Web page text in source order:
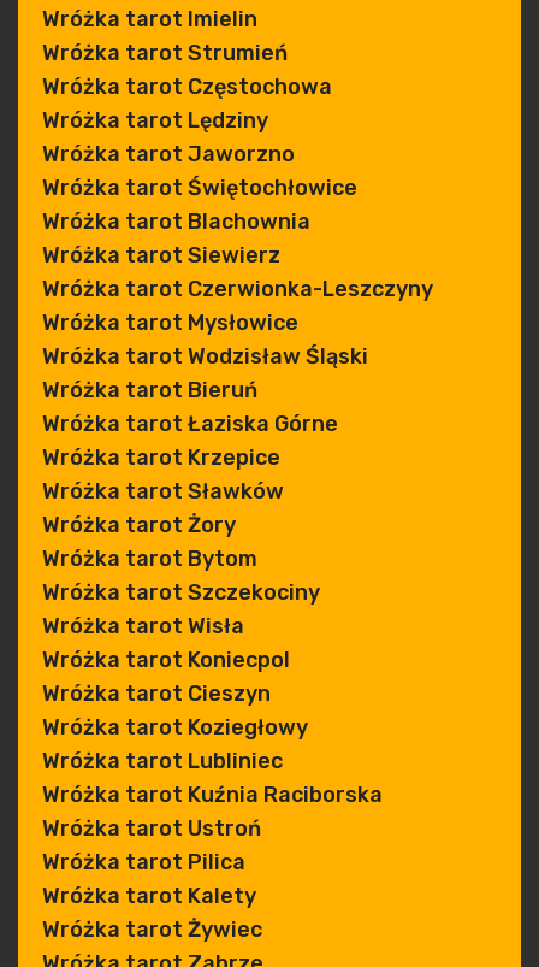
Wróżka tarot Imielin
Wróżka tarot Strumień
Wróżka tarot Częstochowa
Wróżka tarot Lędziny
Wróżka tarot Jaworzno
Wróżka tarot Świętochłowice
Wróżka tarot Blachownia
Wróżka tarot Siewierz
Wróżka tarot Czerwionka-Leszczyny
Wróżka tarot Mysłowice
Wróżka tarot Wodzisław Śląski
Wróżka tarot Bieruń
Wróżka tarot Łaziska Górne
Wróżka tarot Krzepice
Wróżka tarot Sławków
Wróżka tarot Żory
Wróżka tarot Bytom
Wróżka tarot Szczekociny
Wróżka tarot Wisła
Wróżka tarot Koniecpol
Wróżka tarot Cieszyn
Wróżka tarot Koziegłowy
Wróżka tarot Lubliniec
Wróżka tarot Kuźnia Raciborska
Wróżka tarot Ustroń
Wróżka tarot Pilica
Wróżka tarot Kalety
Wróżka tarot Żywiec